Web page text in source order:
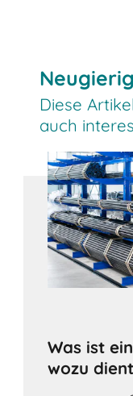
Diese
auch
Was ist
wozu